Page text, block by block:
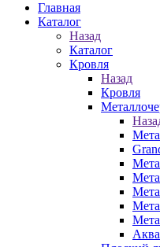
Главная
Каталог
Назад
Каталог
Кровля
Назад
Кровля